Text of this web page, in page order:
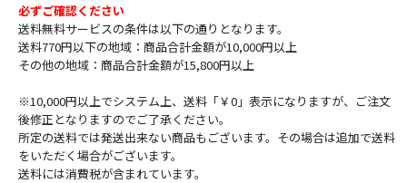
必ずご確認ください
送料無料サービスの条件は以下の通りとなります。
送料770円以下の地域：商品合計金額が10,000円以上
その他の地域：商品合計金額が15,800円以上
※10,000円以上でシステム上、送料「￥0」表示になりますが、ご注文
後修正となりますのでご了承ください。
所定の送料では発送出来ない商品もございます。その場合は追加で送料
をいただく場合がございます。
送料には消費税が含まれています。